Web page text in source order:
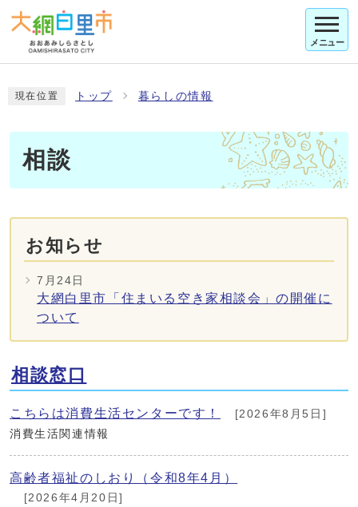
メニュー
現在位置 トップ 暮らしの情報
相談
お知らせ
7月24日
大網白里市「住まいる空き家相談会」の開催に
ついて
相談窓口
こちらは消費生活センターです！
[2026年8月5日]
消費生活関連情報
高齢者福祉のしおり（令和8年4月）
[2026年4月20日]